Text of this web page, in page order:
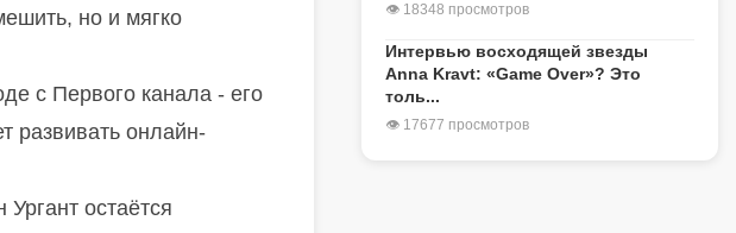
но и мягко
с Первого канала - его
развивать онлайн-
остаётся
👁 18348 просмотров
Интервью восходящей звезды
Anna Kravt: «Game Over»? Это
толь...
👁 17677 просмотров